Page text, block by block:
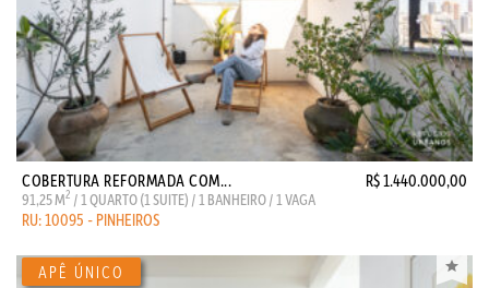
COBERTURA REFORMADA COM... R$ 1.440.000,00
91,25 M2 / 1 QUARTO (1 SUITE) / 1 BANHEIRO / 1 VAGA
RU: 10095 - PINHEIROS